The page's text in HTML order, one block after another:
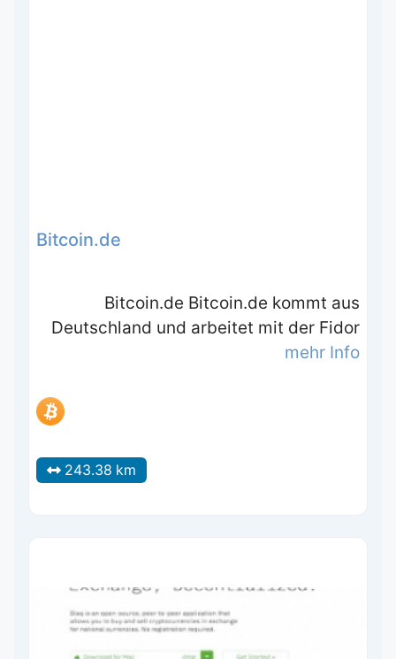
Bitcoin.de
Bitcoin.de Bitcoin.de kommt aus
Deutschland und arbeitet mit der Fidor
mehr Info
243.38 km